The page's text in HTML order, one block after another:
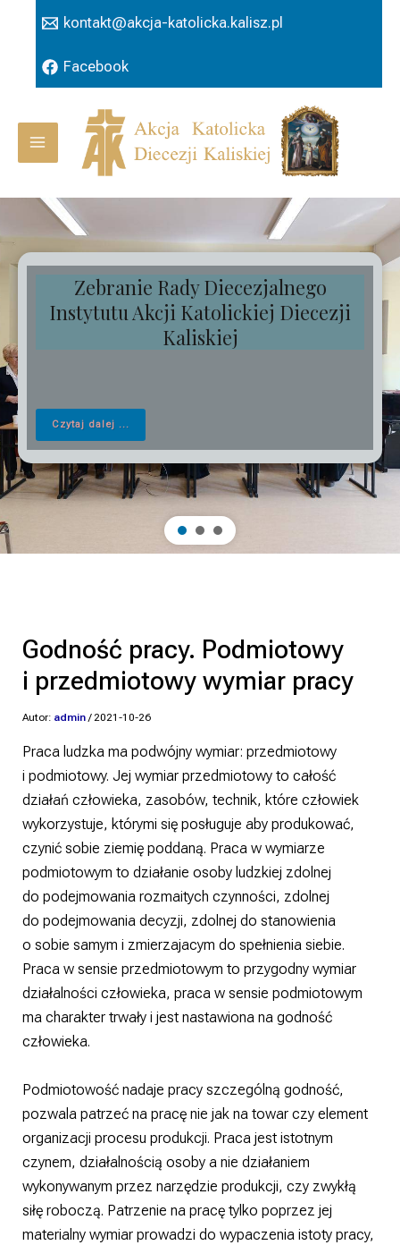
kontakt@akcja-katolicka.kalisz.pl
Facebook
Main
Menu
Zebranie Rady Diecezjalnego
Instytutu Akcji Katolickiej Diecezji
Kaliskiej
Czytaj dalej ...
Godność pracy. Podmiotowy
i przedmiotowy wymiar pracy
Autor: admin/2021-10-26
Praca ludzka ma podwójny wymiar: przedmiotowy
i podmiotowy. Jej wymiar przedmiotowy to całość
działań człowieka, zasobów, technik, które człowiek
wykorzystuje, którymi się posługuje aby produkować,
czynić sobie ziemię poddaną. Praca w wymiarze
podmiotowym to działanie osoby ludzkiej zdolnej
do podejmowania rozmaitych czynności, zdolnej
do podejmowania decyzji, zdolnej do stanowienia
o sobie samym i zmierzajacym do spełnienia siebie.
Praca w sensie przedmiotowym to przygodny wymiar
działalności człowieka, praca w sensie podmiotowym
ma charakter trwały i jest nastawiona na godność
człowieka.
Podmiotowość nadaje pracy szczególną godność,
pozwala patrzeć na pracę nie jak na towar czy element
organizacji procesu produkcji. Praca jest istotnym
czynem, działalnością osoby a nie działaniem
wykonywanym przez narzędzie produkcji, czy zwykłą
siłę roboczą. Patrzenie na pracę tylko poprzez jej
materialny wymiar prowadzi do wypaczenia istoty pracy,